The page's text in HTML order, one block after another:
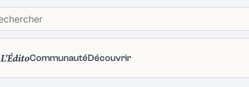
L'ÉditoCommunautéDécouvrir